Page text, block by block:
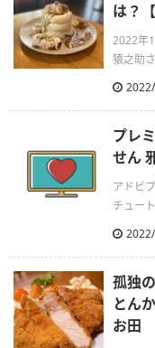
は？
2022年
猿之助
プレ
せん
アドビ
チュー
孤独
とん
お田